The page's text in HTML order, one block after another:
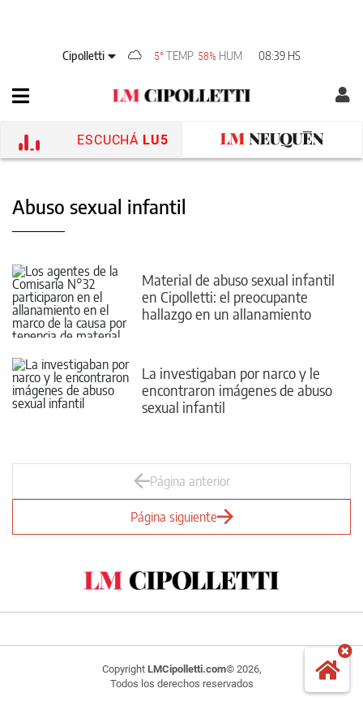
Cipolletti 5° TEMP 58% HUM 08:39 HS
ESCUCHÁ LU5
Abuso sexual infantil
Material de abuso sexual infantil
en Cipolletti: el preocupante
hallazgo en un allanamiento
La investigaban por narco y le
encontraron imágenes de abuso
sexual infantil
Página anterior
Página siguiente
Copyright LMCipolletti.com© 2026,
Todos los derechos reservados